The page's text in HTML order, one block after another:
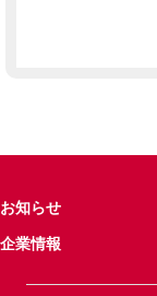
お知らせ
企業情報